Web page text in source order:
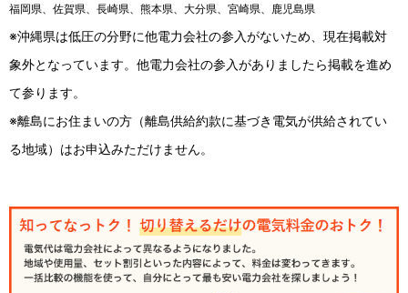
福岡県、佐賀県、長崎県、熊本県、大分県、宮崎県、鹿児島県
※沖縄県は低圧の分野に他電力会社の参入がないため、現在掲載対
象外となっています。他電力会社の参入がありましたら掲載を進め
て参ります。
※離島にお住まいの方（離島供給約款に基づき電気が供給されてい
る地域）はお申込みただけません。